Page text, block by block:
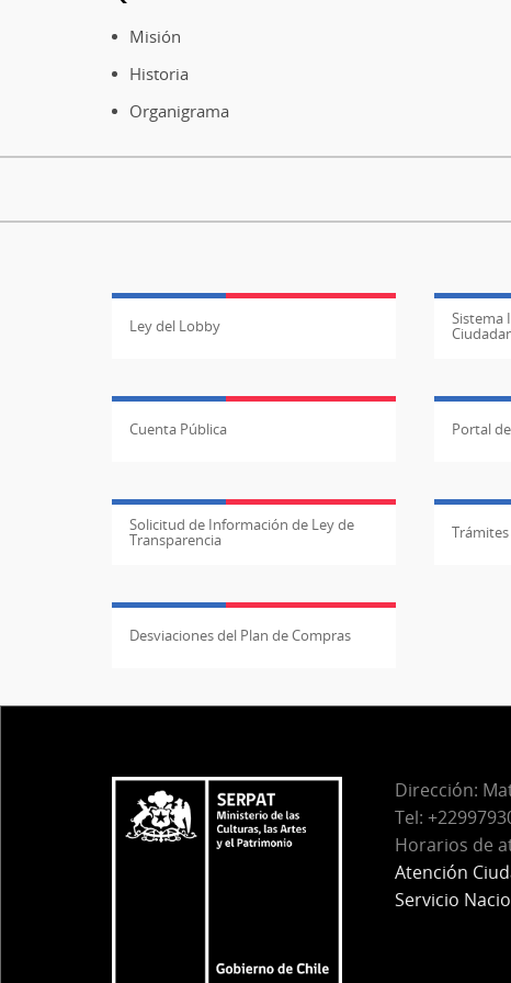
Misión
Historia
Organigrama
Ley del Lobby Sistema
Cuenta Pública Portal
Solicitud de Información de Ley de
Transparencia
Desviaciones del Plan de Compras
Dirección:
Tel:
Horarios de
Atención
Servicio